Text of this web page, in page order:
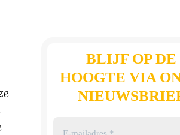
BLIJF OP DE
HOOGTE VIA